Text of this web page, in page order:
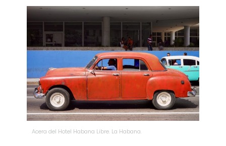
Acera del Hotel Habana Libre. La Habana.